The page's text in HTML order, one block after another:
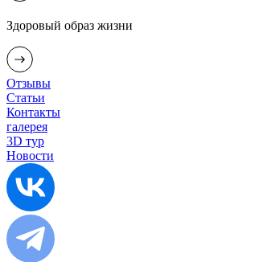
Здоровый образ жизни
Отзывы
Статьи
Контакты
галерея
3D тур
Новости